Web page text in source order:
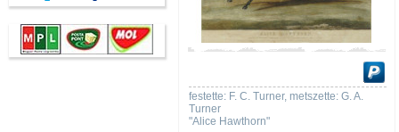
festette: F. C. Turner, metszette: G. A.
Turner
"Alice Hawthorn"